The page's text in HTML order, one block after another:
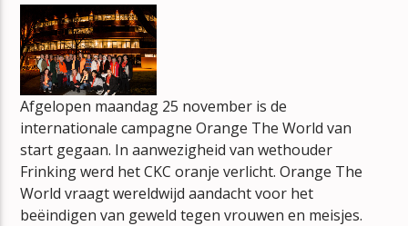
JAN BERG
mz-radio
Afgelopen maandag 25 november is de
internationale campagne Orange The World van
start gegaan. In aanwezigheid van wethouder
Frinking werd het CKC oranje verlicht. Orange The
World vraagt wereldwijd aandacht voor het
beëindigen van geweld tegen vrouwen en meisjes.